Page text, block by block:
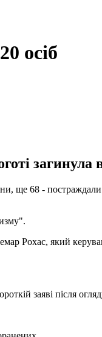
осіб
ще 68 -
Рохас, який
заяві після